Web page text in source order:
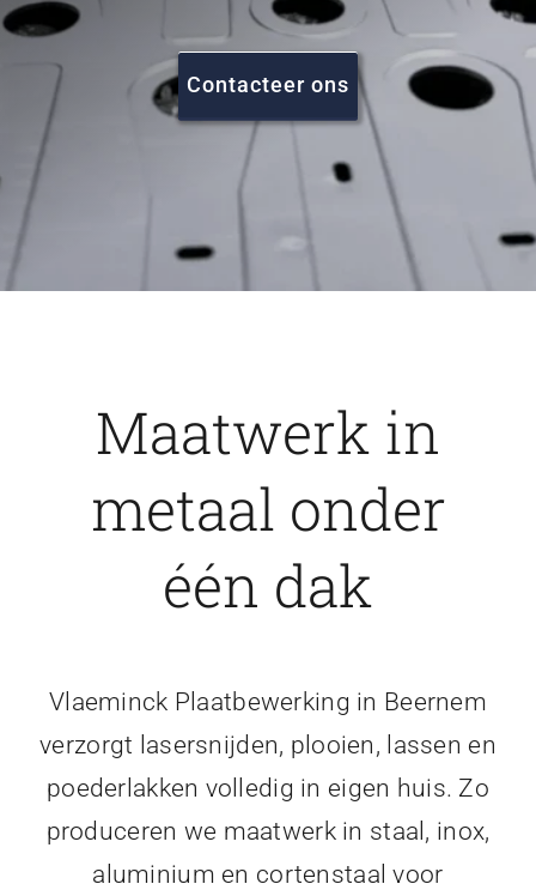
FAQ
Vacatures
Contacteer ons
Maatwerk in
metaal onder
één dak
Vlaeminck Plaatbewerking in Beernem
verzorgt lasersnijden, plooien, lassen en
poederlakken volledig in eigen huis. Zo
produceren we maatwerk in staal, inox,
aluminium en cortenstaal voor